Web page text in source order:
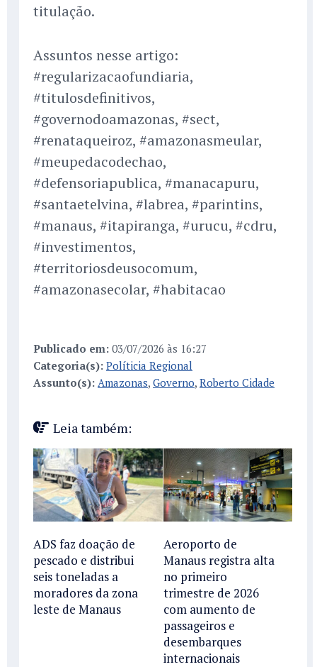
titulação.
Assuntos nesse artigo:
#regularizacaofundiaria,
#titulosdefinitivos,
#governodoamazonas, #sect,
#renataqueiroz, #amazonasmeular,
#meupedacodechao,
#defensoriapublica, #manacapuru,
#santaetelvina, #labrea, #parintins,
#manaus, #itapiranga, #urucu, #cdru,
#investimentos,
#territoriosdeusocomum,
#amazonasecolar, #habitacao
Publicado em: 03/07/2026 às 16:27
Categoria(s): Políticia Regional
Assunto(s): Amazonas, Governo, Roberto Cidade
Leia também:
ADS faz doação de
pescado e distribui
seis toneladas a
moradores da zona
leste de Manaus
Aeroporto de
Manaus registra alta
no primeiro
trimestre de 2026
com aumento de
passageiros e
desembarques
internacionais